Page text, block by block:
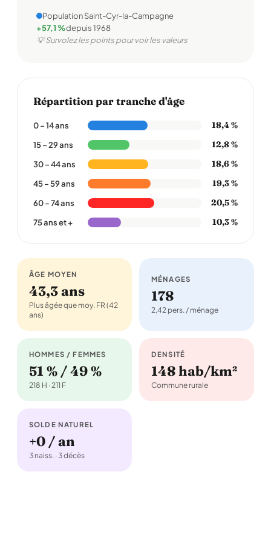
Population Saint-Cyr-la-Campagne
+57,1 %depuis 1968
💡 Survolez les points pour voir les valeurs
Répartition par tranche d'âge
0 – 14 ans 18,4 %
15 – 29 ans 12,8 %
30 – 44 ans 18,6 %
45 – 59 ans 19,3 %
60 – 74 ans 20,5 %
75 ans et + 10,3 %
ÂGE MOYEN
43,3 ans
Plus âgée que moy. FR (42
ans)
MÉNAGES
178
2,42 pers. / ménage
HOMMES / FEMMES
51 % / 49 %
218 H · 211 F
DENSITÉ
148 hab/km²
Commune rurale
SOLDE NATUREL
+0 / an
3 naiss. · 3 décès